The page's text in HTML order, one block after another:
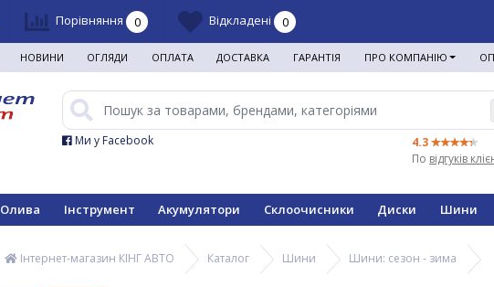
Порівняння 0 Відкладені 0
НОВИНИ ОГЛЯДИ ОПЛАТА ДОСТАВКА ГАРАНТІЯ ПРО КОМПАНІЮ
4.3
По відгуків
Ми у Facebook
Олива Інструмент Акумулятори Склоочисники Диски Шини
Інтернет-магазин КІНГ АВТО Каталог Шини Шини: сезон - зима